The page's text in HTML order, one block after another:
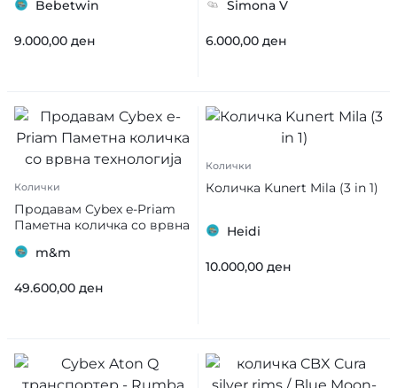
Bebetwin
9.000,00 ден
Simona V
6.000,00 ден
Колички
Продавам Cybex e-Priam
Паметна количка со врвна
m&m
49.600,00 ден
Колички
Количка Kunert Mila (3 in 1)
Heidi
10.000,00 ден